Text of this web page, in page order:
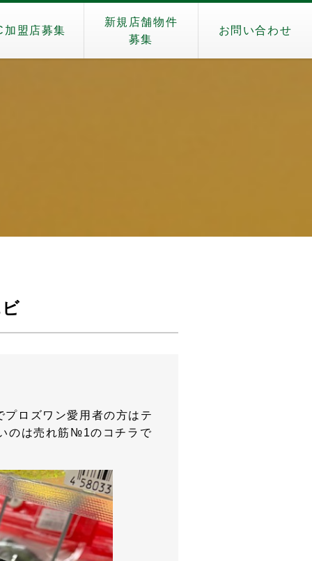
加盟店募集
新規店舗物件
募集
お問い合わせ
ロズワン愛用者の方はテ
のは売れ筋№1のコチラで